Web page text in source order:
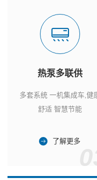
热泵多联供
多套系统 一机集成车,健康
舒适 智慧节能
了解更多